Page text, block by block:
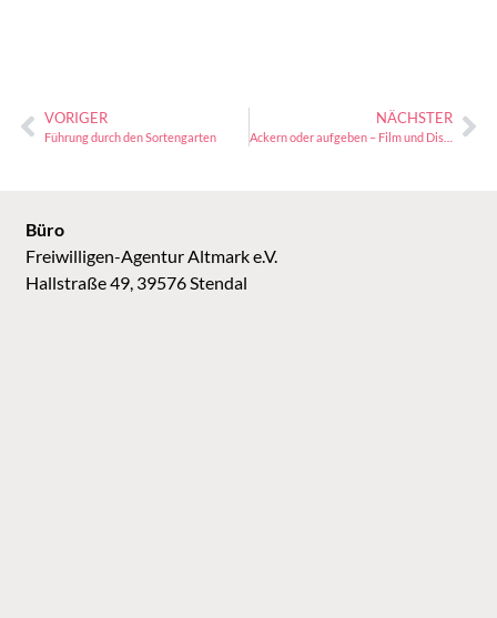
VORIGER
Führung durch den Sortengarten
NÄCHSTER
Ackern oder aufgeben – Film und Diskussion
Büro
Freiwilligen-Agentur Altmark e.V.
Hallstraße 49, 39576 Stendal